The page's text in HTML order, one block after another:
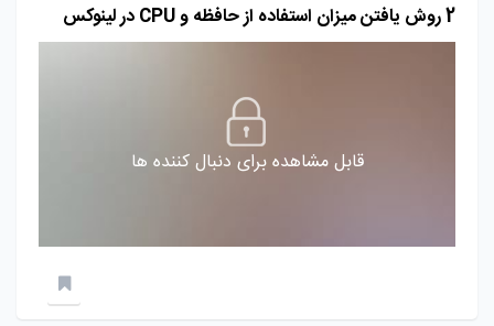
2 روش یافتن میزان استفاده از حافظه و CPU در لینوکس
قابل مشاهده برای دنبال کننده ها